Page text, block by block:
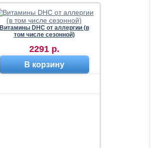
Витамины DHC от аллергии (в
том числе сезонной)
2291 р.
В корзину